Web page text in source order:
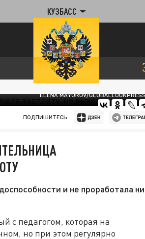
КУЗБАСС
ELENA MAYOROV/
ПОДПИШИТЕСЬ:
и не проработала ни
с педагогом, которая на
но при этом регулярно